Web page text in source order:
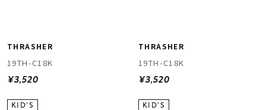
THRASHER
19TH-C18K
¥3,520
THRASHER
19TH-C18K
¥3,520